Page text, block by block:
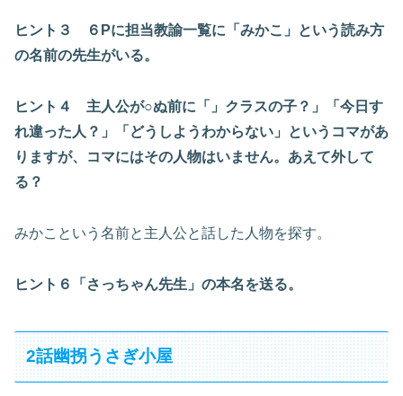
ヒント３ ６Pに担当教諭一覧に「みかこ」という読み方
の名前の先生がいる。
ヒント４ 主人公が○ぬ前に「」クラスの子？」「今日す
れ違った人？」「どうしようわからない」というコマがあ
りますが、コマにはその人物はいません。あえて外して
る？
みかこという名前と主人公と話した人物を探す。
ヒント６「さっちゃん先生」の本名を送る。
2話幽拐うさぎ小屋